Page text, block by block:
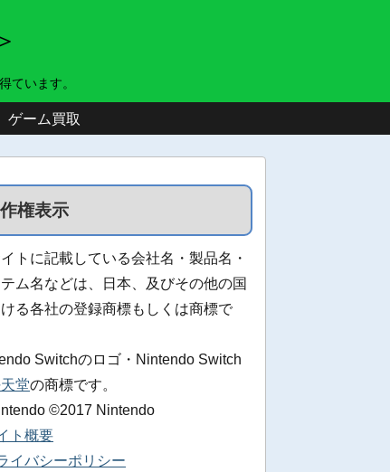
ています。
ゲーム買取
権表示
トに記載している会社名・製品名・
ム名などは、日本、及びその他の国
る各社の登録商標もしくは商標で
Switchのロゴ・Nintendo Switch
堂の商標です。
©2017 Nintendo
ト概要
イバシーポリシー